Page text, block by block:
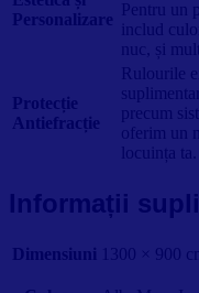
Personalizare
Pentru un
includ
nuc, și
Protecție
Antiefracție
Rulourile
precum
oferim un
locuința ta.
Informații
Dimensiuni 1300 × 900